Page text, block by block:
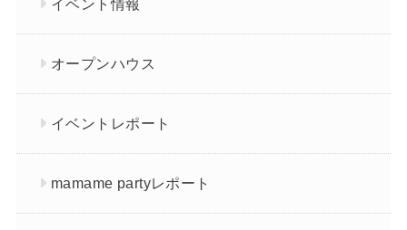
イベント情報
オープンハウス
イベントレポート
mamame partyレポート